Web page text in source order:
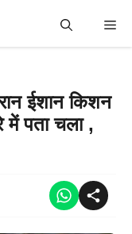
ईशान किशन
में पता चला ,